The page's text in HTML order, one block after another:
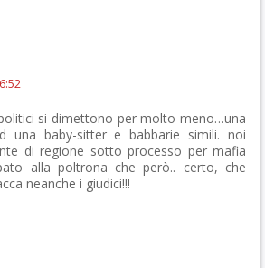
si dimettono per molto meno…una
una baby-sitter e babbarie simili. noi
di regione sotto processo per mafia
alla poltrona che però.. certo, che
neanche i giudici!!!